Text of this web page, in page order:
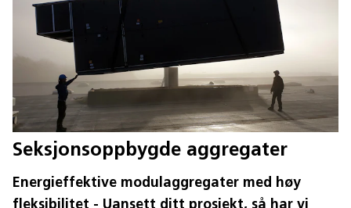
Seksjonsoppbygde aggregater
Energieffektive modulaggregater med høy